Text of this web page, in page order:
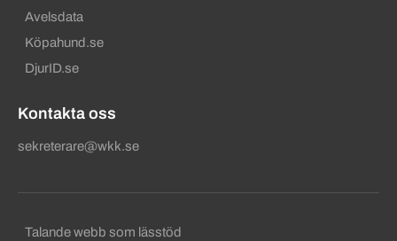
Avelsdata
Köpahund.se
DjurID.se
Kontakta oss
sekreterare@wkk.se
Sekundära sidfotslänkar
Talande webb som lässtöd